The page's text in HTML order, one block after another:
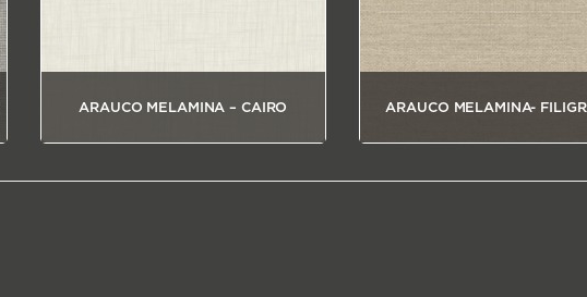
ARAUCO MELAMINA – CAIRO ARAUCO MELAMINA-